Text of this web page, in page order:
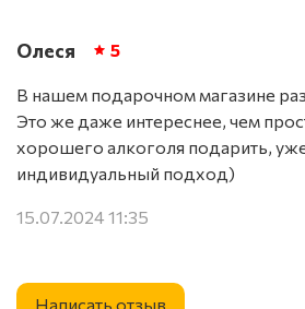
Олеся 5
В нашем подарочном магазине
Это же даже интереснее, чем
хорошего алкоголя подарить, уже
индивидуальный подход)
15.07.2024 11:35
Написать отзыв